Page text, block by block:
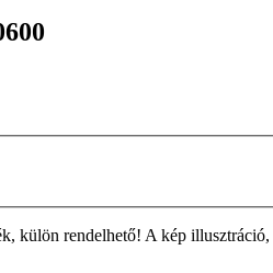
rendelhető! A kép illusztráció,